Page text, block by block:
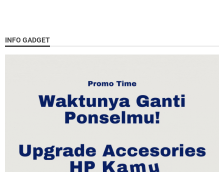
INFO GADGET